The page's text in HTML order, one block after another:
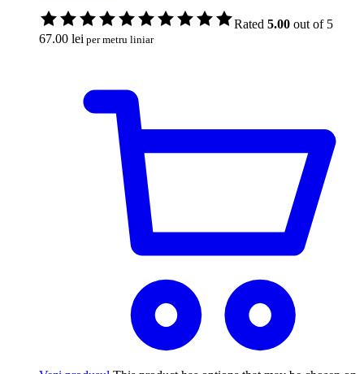
Rated 5.00 out of 5
67.00 lei per metru liniar